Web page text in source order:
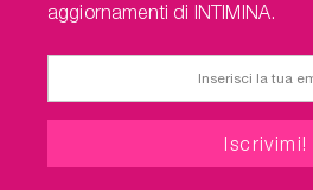
aggiornamenti di INTIMINA.